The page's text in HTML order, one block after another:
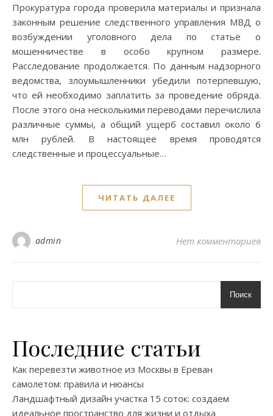
Прокуратура города проверила материалы и признала
законным решение следственного управления МВД о
возбуждении уголовного дела по статье о
мошенничестве в особо крупном размере.
Расследование продолжается. По данным надзорного
ведомства, злоумышленники убедили потерпевшую,
что ей необходимо заплатить за проведение обряда.
После этого она несколькими переводами перечислила
различные суммы, а общий ущерб составил около 6
млн рублей. В настоящее время проводятся
следственные и процессуальные…
ЧИТАТЬ ДАЛЕЕ
admin Нет комментариев
Поиск
Последние статьи
Как перевезти животное из Москвы в Ереван
самолетом: правила и нюансы
Ландшафтный дизайн участка 15 соток: создаем
идеальное пространство для жизни и отдыха